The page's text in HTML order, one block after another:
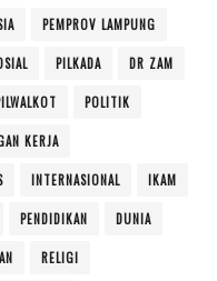
PEMPROV LAMPUNG
PILKADA DR ZAM
POLITIK
KERJA
INTERNASIONAL IKAM
PENDIDIKAN DUNIA
RELIGI